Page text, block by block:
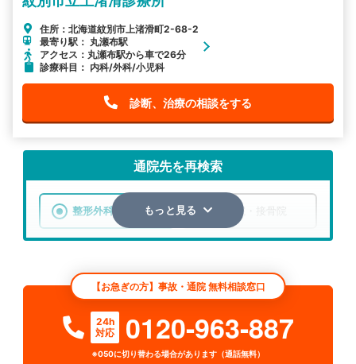
住所：北海道紋別市上渚滑町2-68-2
最寄り駅： 丸瀬布駅
アクセス：丸瀬布駅から車で26分
診療科目： 内科/外科/小児科
診断、治療の相談をする
通院先を再検索
整形外科 整骨院・接骨院
検索する
詳細条件で絞り込む
もっと見る
【お急ぎの方】事故・通院 無料相談窓口
24h
対応
0120-963-887
※050に切り替わる場合があります（通話無料）